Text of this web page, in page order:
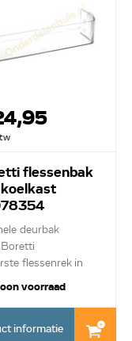
flessenbak
deurbak
flessenrek in
voorraad
informatie